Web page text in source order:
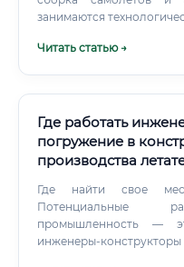
занимаются
Читать статью →
Где работать
погружение в
производства
Где найти свое
Потенциальные
промышленность —
инженеры-конструкторы